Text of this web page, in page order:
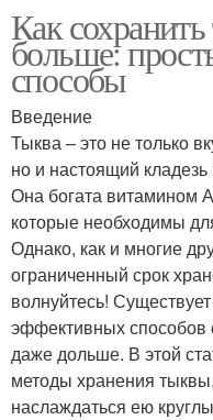
Как
больше:
способы
Введение
Тыква – это не только
но и настоящий
Она богата витамином
которые необходимы
Однако, как и многие
ограниченный срок
волнуйтесь!
эффективных способов
даже дольше. В этой
методы хранения
наслаждаться ею